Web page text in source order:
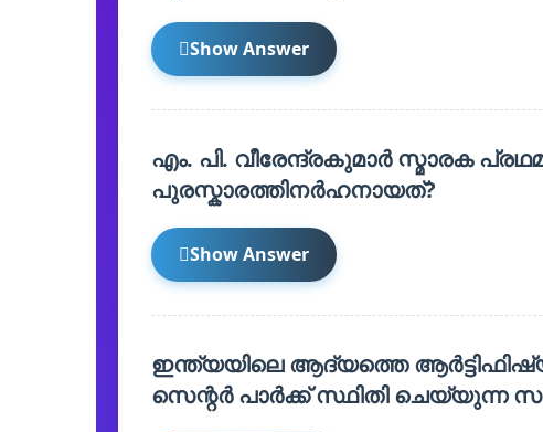
Show Answer
എം. പി. വീരേന്ദ്രകുമാർ സ്മാരക
പുരസ്കാരത്തിനർഹനായത്?
Show Answer
ഇന്ത്യയിലെ ആദ്യത്തെ
സെന്റർ പാർക്ക് സ്ഥിതി ചെയ്യുന്ന